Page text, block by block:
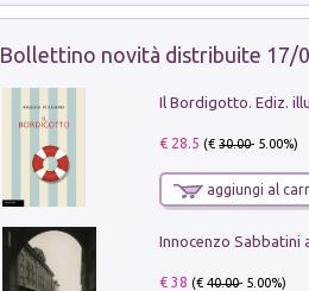
Bollettino novità distribuite 17/
Il Bordigotto. Ediz.
€ 28.5 (€30.00- 5.00%)
aggiungi al
Innocenzo Sabbatini
€ 38 (€40.00- 5.00%)